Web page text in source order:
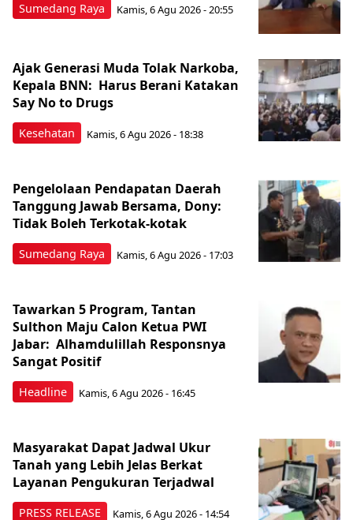
Sumedang Raya Kamis, 6 Agu 2026 - 20:55
Kesehatan
Ajak Generasi Muda Tolak Narkoba,
Kepala BNN: Harus Berani Katakan
Say No to Drugs
Kamis, 6 Agu 2026 - 18:38
Sumedang Raya
Pengelolaan Pendapatan Daerah
Tanggung Jawab Bersama, Dony:
Tidak Boleh Terkotak-kotak
Kamis, 6 Agu 2026 - 17:03
Headline
Tawarkan 5 Program, Tantan
Sulthon Maju Calon Ketua PWI
Jabar: Alhamdulillah Responsnya
Sangat Positif
Kamis, 6 Agu 2026 - 16:45
PRESS RELEASE
Masyarakat Dapat Jadwal Ukur
Tanah yang Lebih Jelas Berkat
Layanan Pengukuran Terjadwal
Kamis, 6 Agu 2026 - 14:54